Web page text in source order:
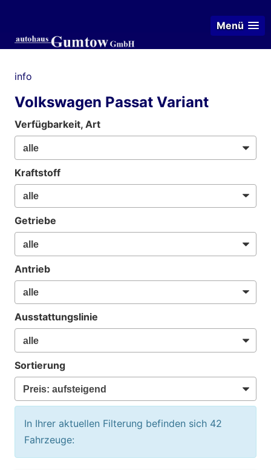
Menü
info
Volkswagen Passat Variant
Verfügbarkeit, Art
Kraftstoff
Getriebe
Antrieb
Ausstattungslinie
Sortierung
In Ihrer aktuellen Filterung befinden sich 42
Fahrzeuge: